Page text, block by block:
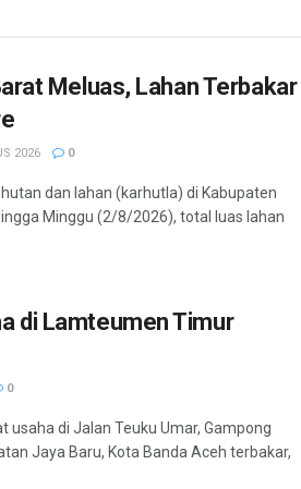
Meluas, Lahan Terbakar
2026 0
hutan dan lahan (karhutla) di Kabupaten
Minggu (2/8/2026), total luas lahan
di Lamteumen Timur
0
usaha di Jalan Teuku Umar, Gampong
Jaya Baru, Kota Banda Aceh terbakar,